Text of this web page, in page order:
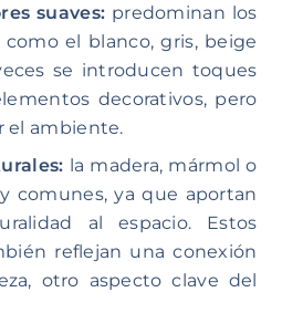
suaves: predominan los
el blanco, gris, beige
se introducen toques
decorativos, pero
el ambiente.
la madera, mármol o
comunes, ya que aportan
al espacio. Estos
reflejan una conexión
otro aspecto clave del